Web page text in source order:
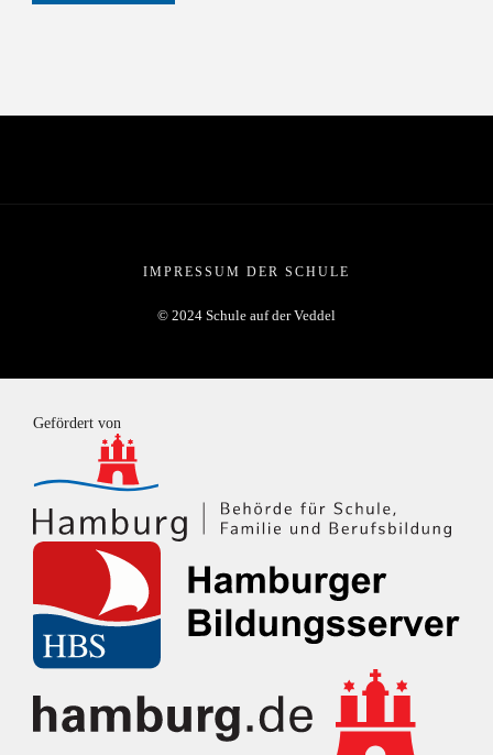
IMPRESSUM DER SCHULE
© 2024 Schule auf der Veddel
Gefördert von